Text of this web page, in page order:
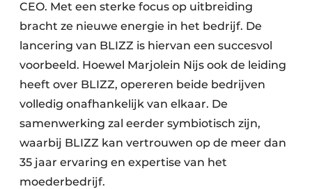
CEO. Met een sterke focus op uitbreiding
bracht ze nieuwe energie in het bedrijf. De
lancering van BLIZZ is hiervan een succesvol
voorbeeld. Hoewel Marjolein Nijs ook de leiding
heeft over BLIZZ, opereren beide bedrijven
volledig onafhankelijk van elkaar. De
samenwerking zal eerder symbiotisch zijn,
waarbij BLIZZ kan vertrouwen op de meer dan
35 jaar ervaring en expertise van het
moederbedrijf.